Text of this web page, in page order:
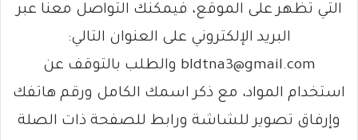
التي تظهر على الموقع، فيمكنك التواصل معنا عبر
البريد الإلكتروني على العنوان التالي:
bldtna3@gmail.com والطلب بالتوقف عن
استخدام المواد، مع ذكر اسمك الكامل ورقم هاتفك
وإرفاق تصوير للشاشة ورابط للصفحة ذات الصلة